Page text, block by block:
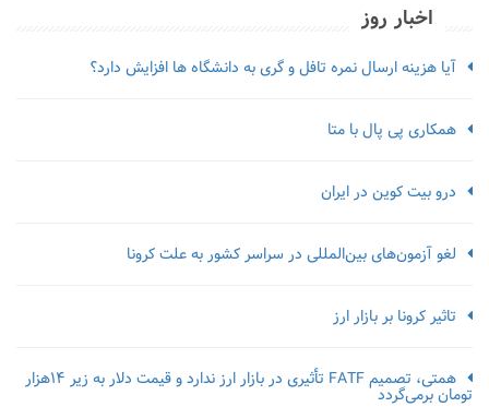
اخبار روز
آیا هزینه ارسال نمره تافل و گری به دانشگاه ها افزایش دارد؟
همکاری پی پال با متا
درو بیت کوین در ایران
لغو آزمون‌‌های بین‌المللی در سراسر کشور به علت کرونا
تاثیر کرونا بر بازار ارز
همتی، تصمیم FATF تأثیری در بازار ارز ندارد و قیمت دلار به زیر ۱۴هزار
تومان برمی‌گردد